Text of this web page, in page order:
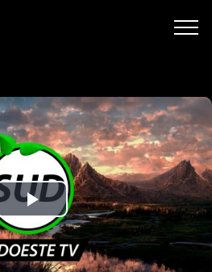
P
l